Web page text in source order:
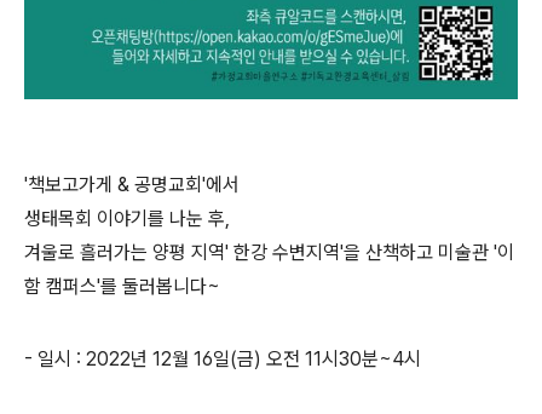
'책보고가게 & 공명교회'에서
생태목회 이야기를 나눈 후,
겨울로 흘러가는 양평 지역' 한강 수변지역'을 산책하고 미술관 '이
함 캠퍼스'를 둘러봅니다~
- 일시 : 2022년 12월 16일(금) 오전 11시30분~4시